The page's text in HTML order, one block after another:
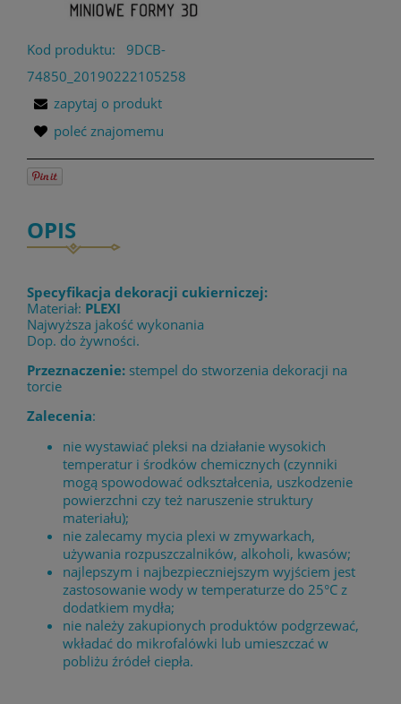
Kod produktu:
9DCB-
74850_20190222105258
zapytaj o produkt
poleć znajomemu
OPIS
Specyfikacja dekoracji cukierniczej:
Materiał: PLEXI
Najwyższa jakość wykonania
Dop. do żywności.
Przeznaczenie: stempel do stworzenia dekoracji na
torcie
Zalecenia:
nie wystawiać pleksi na działanie wysokich
temperatur i środków chemicznych (czynniki
mogą spowodować odkształcenia, uszkodzenie
powierzchni czy też naruszenie struktury
materiału);
nie zalecamy mycia plexi w zmywarkach,
używania rozpuszczalników, alkoholi, kwasów;
najlepszym i najbezpieczniejszym wyjściem jest
zastosowanie wody w temperaturze do 25°C z
dodatkiem mydła;
nie należy zakupionych produktów podgrzewać,
wkładać do mikrofalówki lub umieszczać w
pobliżu źródeł ciepła.